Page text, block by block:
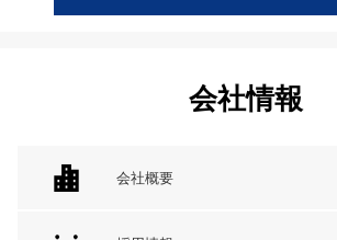
会社情報
会社概要